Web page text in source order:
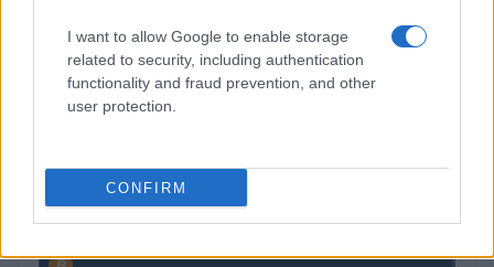
I want to allow Google to enable storage
related to security, including authentication
functionality and fraud prevention, and other
user protection.
CONFIRM
Cómo Bitcoin y la IA están transformando la economía global
Diego Martín · 7 Ago 2026
COTIZACIONES CRYPTO
Nombre Precio